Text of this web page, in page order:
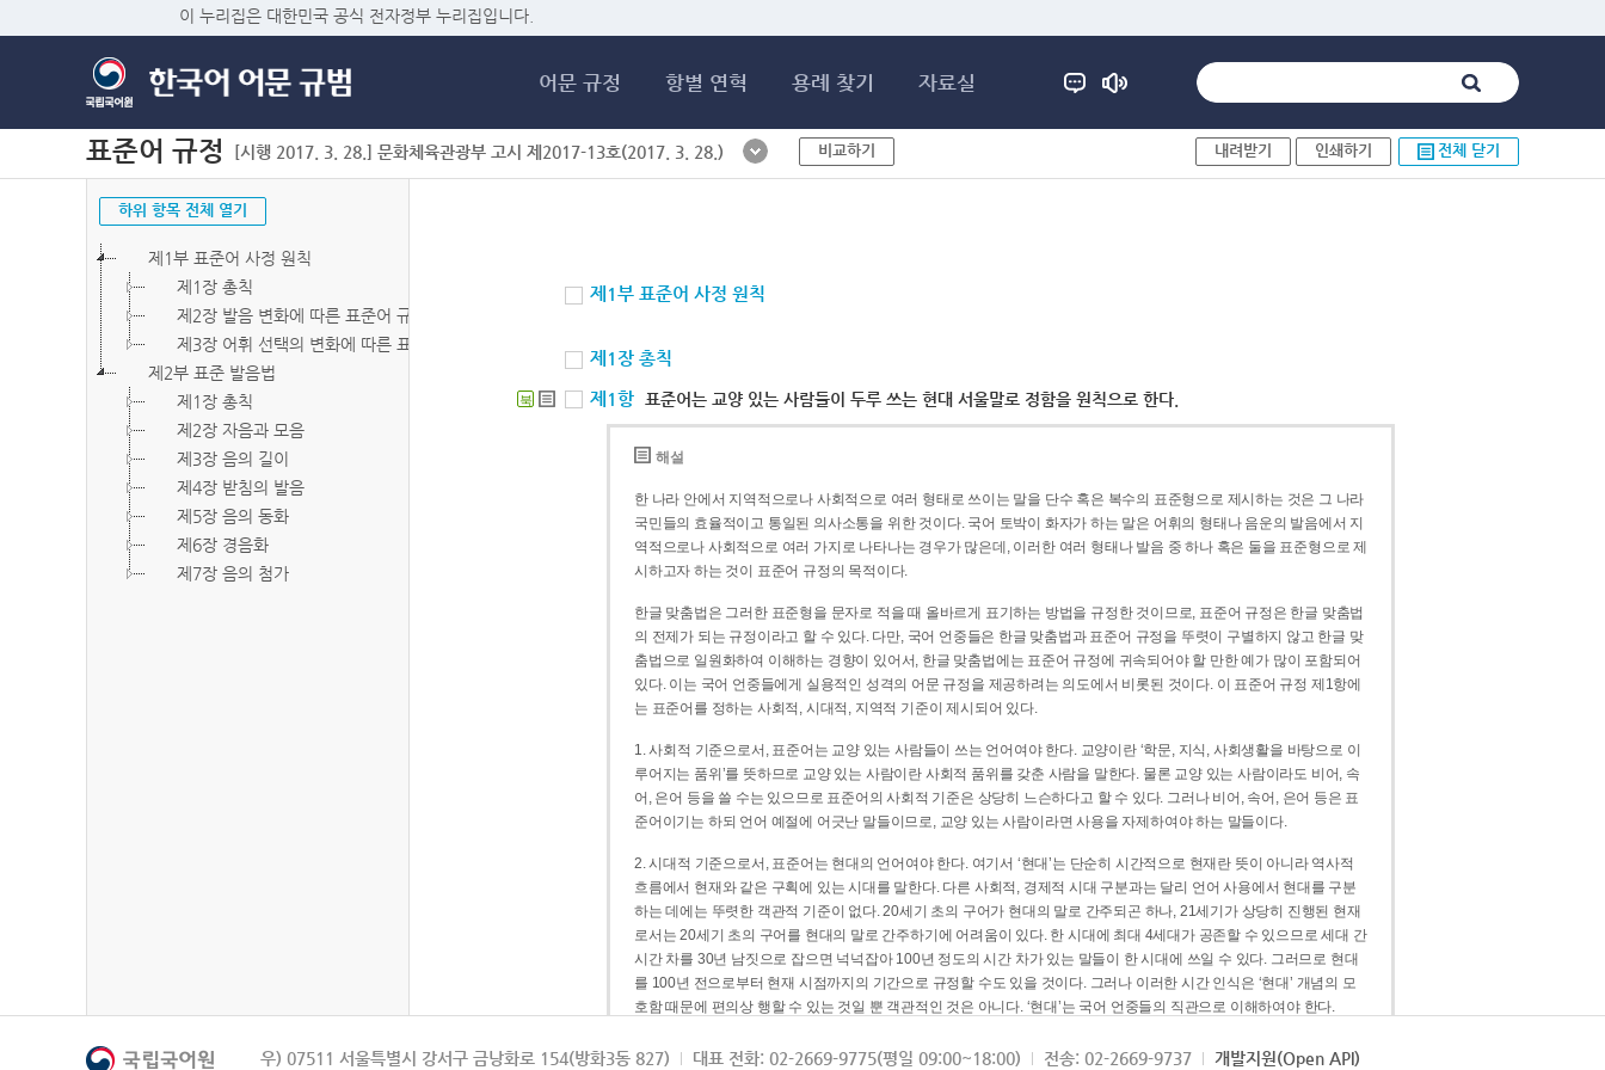
이 누리집은 대한민국 공식 전자정부 누리집입니다.
어문 규정 항별 연혁 용례 찾기 자료실
표준어 규정 [시행 2017. 3. 28.] 문화체육관광부 고시 제2017-13호(2017. 3. 28.) 비교하기 내려받기 인쇄하기 전체 닫기
하위 항목 전체 열기
제1부 표준어 사정 원칙
제1장 총칙
제2장 발음 변화에 따른 표준어 규정
제3장 어휘 선택의 변화에 따른 표준어 규정
제2부 표준 발음법
제1장 총칙
제2장 자음과 모음
제3장 음의 길이
제4장 받침의 발음
제5장 음의 동화
제6장 경음화
제7장 음의 첨가
제1부 표준어 사정 원칙
제1장 총칙
북 제1항 표준어는 교양 있는 사람들이 두루 쓰는 현대 서울말로 정함을 원칙으로 한다.
해설
한 나라 안에서 지역적으로나 사회적으로 여러 형태로 쓰이는 말을 단수 혹은 복수의 표준형으로 제시하는 것은 그 나라
국민들의 효율적이고 통일된 의사소통을 위한 것이다. 국어 토박이 화자가 하는 말은 어휘의 형태나 음운의 발음에서 지
역적으로나 사회적으로 여러 가지로 나타나는 경우가 많은데, 이러한 여러 형태나 발음 중 하나 혹은 둘을 표준형으로 제
시하고자 하는 것이 표준어 규정의 목적이다.
한글 맞춤법은 그러한 표준형을 문자로 적을 때 올바르게 표기하는 방법을 규정한 것이므로, 표준어 규정은 한글 맞춤법
의 전제가 되는 규정이라고 할 수 있다. 다만, 국어 언중들은 한글 맞춤법과 표준어 규정을 뚜렷이 구별하지 않고 한글 맞
춤법으로 일원화하여 이해하는 경향이 있어서, 한글 맞춤법에는 표준어 규정에 귀속되어야 할 만한 예가 많이 포함되어
있다. 이는 국어 언중들에게 실용적인 성격의 어문 규정을 제공하려는 의도에서 비롯된 것이다. 이 표준어 규정 제1항에
는 표준어를 정하는 사회적, 시대적, 지역적 기준이 제시되어 있다.
1. 사회적 기준으로서, 표준어는 교양 있는 사람들이 쓰는 언어여야 한다. 교양이란 ‘학문, 지식, 사회생활을 바탕으로 이
루어지는 품위’를 뜻하므로 교양 있는 사람이란 사회적 품위를 갖춘 사람을 말한다. 물론 교양 있는 사람이라도 비어, 속
어, 은어 등을 쓸 수는 있으므로 표준어의 사회적 기준은 상당히 느슨하다고 할 수 있다. 그러나 비어, 속어, 은어 등은 표
준어이기는 하되 언어 예절에 어긋난 말들이므로, 교양 있는 사람이라면 사용을 자제하여야 하는 말들이다.
2. 시대적 기준으로서, 표준어는 현대의 언어여야 한다. 여기서 ‘현대’는 단순히 시간적으로 현재란 뜻이 아니라 역사적
흐름에서 현재와 같은 구획에 있는 시대를 말한다. 다른 사회적, 경제적 시대 구분과는 달리 언어 사용에서 현대를 구분
하는 데에는 뚜렷한 객관적 기준이 없다. 20세기 초의 구어가 현대의 말로 간주되곤 하나, 21세기가 상당히 진행된 현재
로서는 20세기 초의 구어를 현대의 말로 간주하기에 어려움이 있다. 한 시대에 최대 4세대가 공존할 수 있으므로 세대 간
시간 차를 30년 남짓으로 잡으면 넉넉잡아 100년 정도의 시간 차가 있는 말들이 한 시대에 쓰일 수 있다. 그러므로 현대
를 100년 전으로부터 현재 시점까지의 기간으로 규정할 수도 있을 것이다. 그러나 이러한 시간 인식은 ‘현대’ 개념의 모
호함 때문에 편의상 행할 수 있는 것일 뿐 객관적인 것은 아니다. ‘현대’는 국어 언중들의 직관으로 이해하여야 한다.
3. 지역적 기준으로서, 표준어는 서울말이어야 한다. 이는 표준어의 공용어적 성격을 가장 크게 드러내 주는 기준이다.
우) 07511 서울특별시 강서구 금낭화로 154(방화3동 827) 대표 전화: 02-2669-9775(평일 09:00~18:00) 전송: 02-2669-9737 개발지원(Open API)